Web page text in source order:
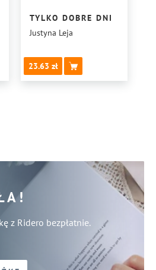
TYLKO DOBRE DNI
Justyna Leja
23.63
z Ridero bezpłatnie.